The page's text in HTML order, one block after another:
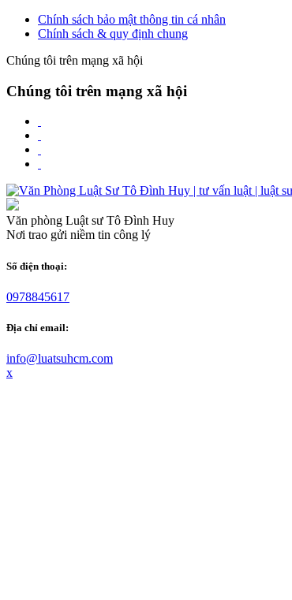
Chính sách bảo mật thông tin cá nhân
Chính sách & quy định chung
Chúng tôi trên mạng xã hội
Chúng tôi trên mạng xã hội
Văn phòng Luật sư Tô Đình Huy
Nơi trao gửi niềm tin công lý
Số điện thoại:
0978845617
Địa chỉ email:
info@luatsuhcm.com
x